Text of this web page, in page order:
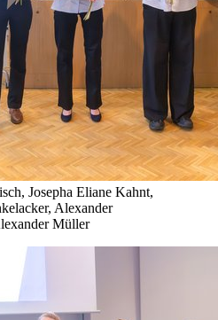
Josepha Eliane Kahnt,
Alexander
Müller